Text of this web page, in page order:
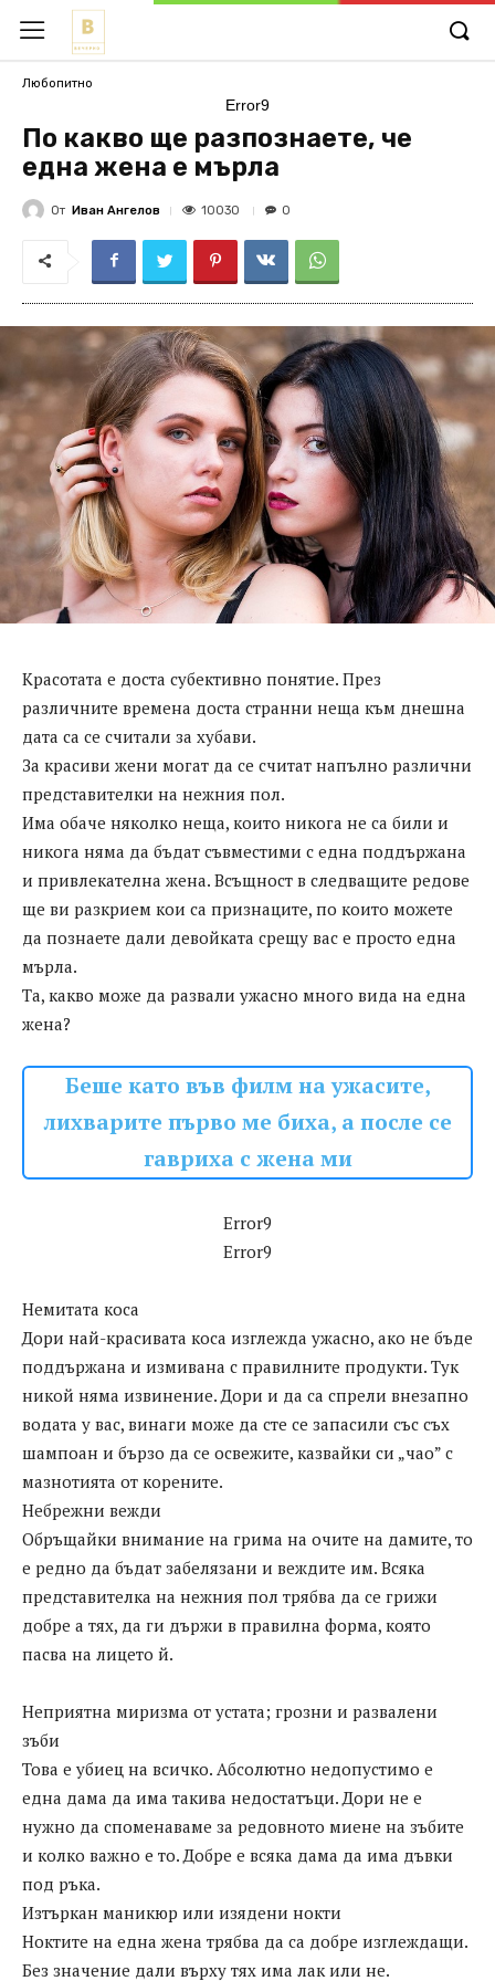
Любопитно
Error9
По какво ще разпознаете, че
една жена е мърла
От Иван Ангелов 10030 0
Красотата е доста субективно понятие. През
различните времена доста странни неща към днешна
дата са се считали за хубави.
За красиви жени могат да се считат напълно различни
представителки на нежния пол.
Има обаче няколко неща, които никога не са били и
никога няма да бъдат съвместими с една поддържана
и привлекателна жена. Всъщност в следващите редове
ще ви разкрием кои са признаците, по които можете
да познаете дали девойката срещу вас е просто една
мърла.
Та, какво може да развали ужасно много вида на една
жена?
Беше като във филм на ужасите,
лихварите първо ме биха, а после се
гавриха с жена ми
Error9
Error9
Немитата коса
Дори най-красивата коса изглежда ужасно, ако не бъде
поддържана и измивана с правилните продукти. Тук
никой няма извинение. Дори и да са спрели внезапно
водата у вас, винаги може да сте се запасили със съх
шампоан и бързо да се освежите, казвайки си „чао” с
мазнотията от корените.
Небрежни вежди
Обръщайки внимание на грима на очите на дамите, то
е редно да бъдат забелязани и веждите им. Всяка
представителка на нежния пол трябва да се грижи
добре а тях, да ги държи в правилна форма, която
пасва на лицето й.
Неприятна миризма от устата; грозни и развалени
зъби
Това е убиец на всичко. Абсолютно недопустимо е
една дама да има такива недостатъци. Дори не е
нужно да споменаваме за редовното миене на зъбите
и колко важно е то. Добре е всяка дама да има дъвки
под ръка.
Изтъркан маникюр или изядени нокти
Ноктите на една жена трябва да са добре изглеждащи.
Без значение дали върху тях има лак или не.